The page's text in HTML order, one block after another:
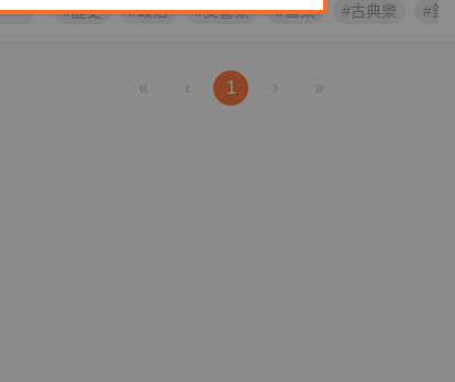
#歷史 #政治 #交響樂 #音樂 #古典樂 #鋼琴
« ‹ 1 › »